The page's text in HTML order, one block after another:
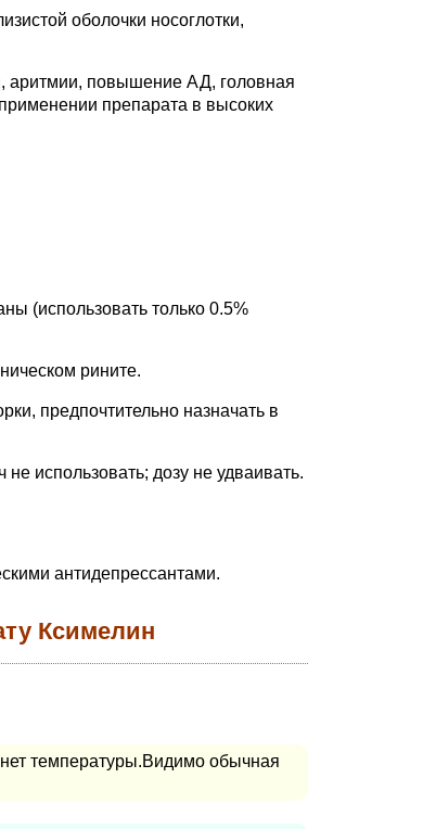
оболочки носоглотки,
аритмии, повышение АД, головная
препарата в высоких
(использовать только 0.5%
рините.
предпочтительно назначать в
использовать; дозу не удваивать.
антидепрессантами.
Ксимелин
нет температуры.Видимо обычная